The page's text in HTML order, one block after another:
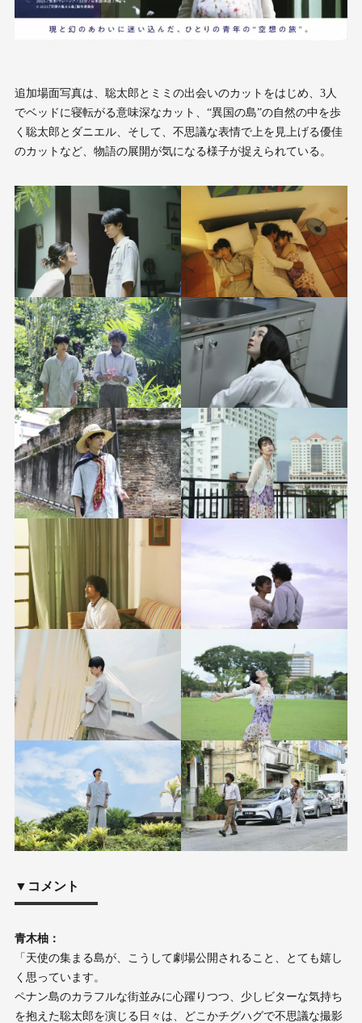
追加場面写真は、聡太郎とミミの出会いのカットをはじめ、3人
でベッドに寝転がる意味深なカット、“異国の島”の自然の中を歩
く聡太郎とダニエル、そして、不思議な表情で上を見上げる優佳
のカットなど、物語の展開が気になる様子が捉えられている。
▼コメント
青木柚：
「天使の集まる島が、こうして劇場公開されること、とても嬉し
く思っています。
ペナン島のカラフルな街並みに心躍りつつ、少しビターな気持ち
を抱えた聡太郎を演じる日々は、どこかチグハグで不思議な撮影